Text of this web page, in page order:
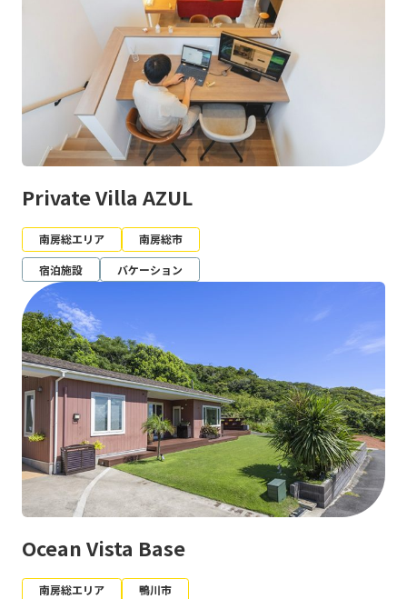
Private Villa AZUL
南房総エリア
南房総市
宿泊施設
バケーション
Ocean Vista Base
南房総エリア
鴨川市